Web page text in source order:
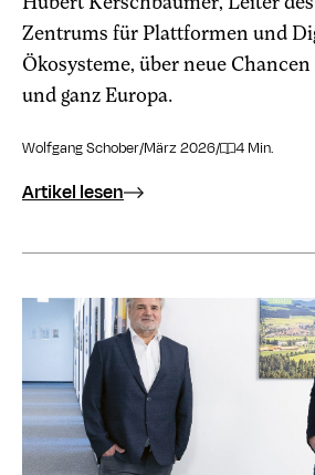
Zentrums für Plattformen und
Ökosysteme, über neue
und ganz Europa.
Wolfgang Schober/März 2026/ 4 Min.
Artikel lesen